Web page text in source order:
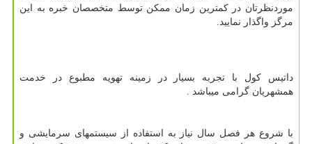
موردنظرتان در کمترین زمان ممکن توسط متخصصان خبره به این
مرگز واگذار نمایید.
داتیس کول با تجربه بسیار در زمینه تهویه مطبوع در خدمت
همشهریان گرامی میباشد .
با شروع هر فصل سال نیاز به استفاده از سیستمهای سرمایشی و